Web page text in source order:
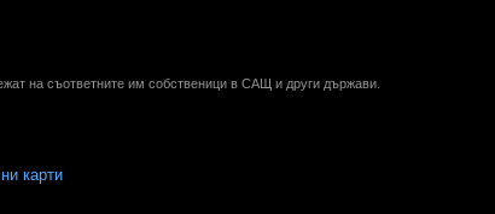
на съответните им собственици в САЩ и други държави.
карти